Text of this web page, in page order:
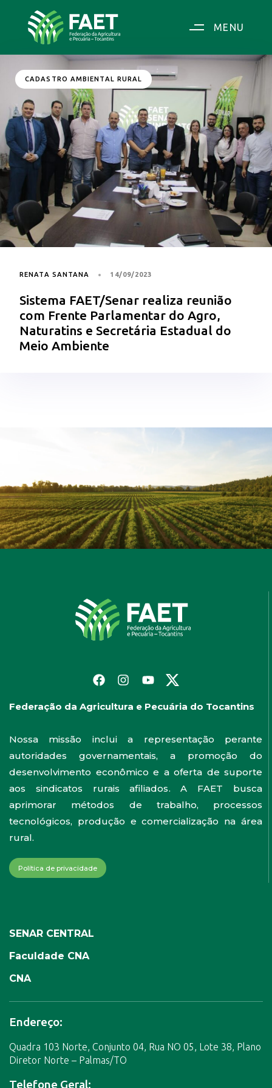
MENU
CADASTRO AMBIENTAL RURAL
RENATA SANTANA 14/09/2023
Sistema FAET/Senar realiza reunião
com Frente Parlamentar do Agro,
Naturatins e Secretária Estadual do
Meio Ambiente
Federação da Agricultura e Pecuária do Tocantins
Nossa missão inclui a representação perante
autoridades governamentais, a promoção do
desenvolvimento econômico e a oferta de suporte
aos sindicatos rurais afiliados. A FAET busca
aprimorar métodos de trabalho, processos
tecnológicos, produção e comercialização na área
rural.
Política de privacidade
SENAR CENTRAL
Faculdade CNA
CNA
Endereço:
Quadra 103 Norte, Conjunto 04, Rua NO 05, Lote 38, Plano
Diretor Norte – Palmas/TO
Telefone Geral: